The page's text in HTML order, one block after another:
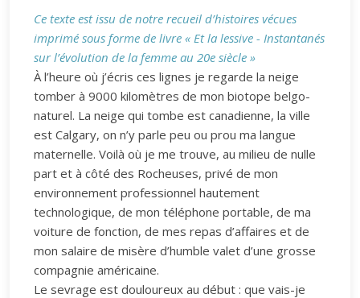
Ce texte est issu de notre recueil d’histoires vécues
imprimé sous forme de livre « Et la lessive - Instantanés
sur l’évolution de la femme au 20e siècle »
À l’heure où j’écris ces lignes je regarde la neige
tomber à 9000 kilomètres de mon biotope belgo-
naturel. La neige qui tombe est canadienne, la ville
est Calgary, on n’y parle peu ou prou ma langue
maternelle. Voilà où je me trouve, au milieu de nulle
part et à côté des Rocheuses, privé de mon
environnement professionnel hautement
technologique, de mon téléphone portable, de ma
voiture de fonction, de mes repas d’affaires et de
mon salaire de misère d’humble valet d’une grosse
compagnie américaine.
Le sevrage est douloureux au début : que vais-je